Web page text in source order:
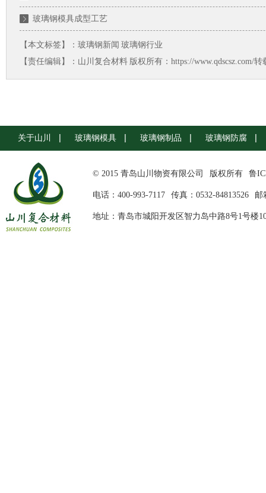
玻璃钢模具成型工艺
【本文标签】： 玻璃钢新闻 玻璃钢行业
【责任编辑】： 山川复合材料 版权所有：https://www.qdscsz.com/
关于山川 玻璃钢模具 玻璃钢制品 玻璃钢防腐
© 2015 青岛山川物资有限公司 版权所有 鲁
电话：400-993-7117 传真：0532-84813526 邮
地址：青岛市城阳开发区智力岛中路8号1号楼